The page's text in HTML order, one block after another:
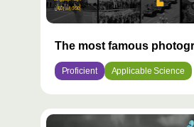
The most famous
Proficient Applicable Science
محتوى